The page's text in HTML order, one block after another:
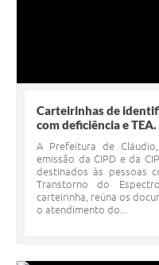
Carteirinhas de
com deficiência e
A Prefeitura de
emissão da CIPD e da
destinados às pessoas
Transtorno do
carteirinha, reúna os
o atendimento do...